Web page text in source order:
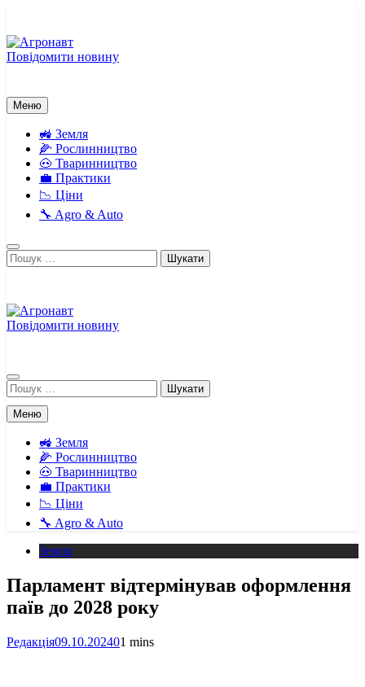
вмісту
Повідомити новину
Меню
🚜 Земля
🌽 Рослинництво
🐽 Тваринництво
💼 Практики
📉 Ціни
🔧 Agro & Auto
Пошук:
Повідомити новину
Пошук:
Меню
🚜 Земля
🌽 Рослинництво
🐽 Тваринництво
💼 Практики
📉 Ціни
🔧 Agro & Auto
Земля
Парламент відтермінував оформлення
паїв до 2028 року
Редакція09.10.202401 mins